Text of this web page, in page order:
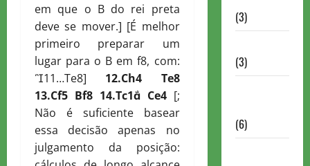
em que o B do rei preta
deve se mover.] [É melhor
primeiro preparar um
lugar para o B em f8, com:
11…Te8] 12.Ch4 Te8
13.Cf5 Bf8 14.Tc1 Ce4 [;
Não é suficiente basear
essa decisão apenas no
julgamento da posição:
(3)
(3)
(6)